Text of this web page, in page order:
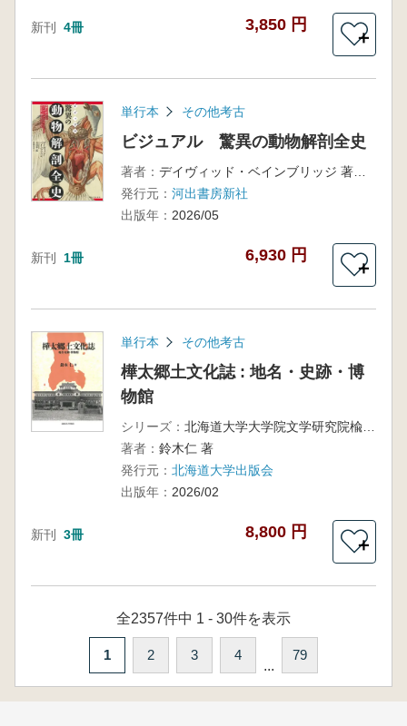
新刊 4冊 3,850 円
＋
単行本 その他考古
ビジュアル 驚異の動物解剖全史
著者：
デイヴィッド・ベインブリッジ 著 川田 伸一郎 監修 渡邊 真里 翻訳
発行元： 河出書房新社
出版年： 2026/05
新刊 1冊 6,930 円
＋
単行本 その他考古
樺太郷土文化誌 : 地名・史跡・博
物館
シリーズ：
北海道大学大学院文学研究院楡文叢書8
著者： 鈴木仁 著
発行元： 北海道大学出版会
出版年： 2026/02
新刊 3冊 8,800 円
＋
全2357件中 1 - 30件を表示
1 2 3 4
...
79